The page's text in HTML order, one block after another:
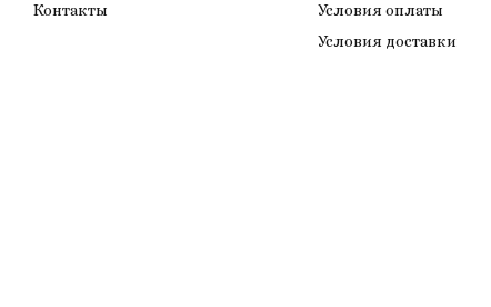
Контакты
Условия оплаты
Условия доставки